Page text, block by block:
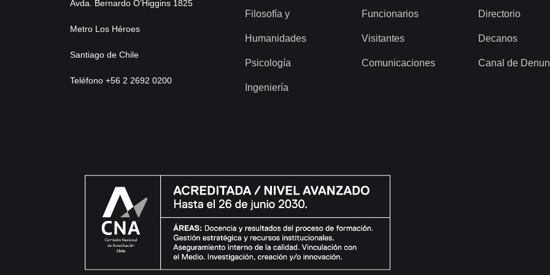
Avda. Bernardo O’Higgins 1825
Metro Los Héroes
Santiago de Chile
Teléfono +56 2 2692 0200
Filosofía y
Humanidades
Psicología
Ingeniería
Funcionarios
Visitantes
Comunicaciones
Directorio
Decanos
Canal de